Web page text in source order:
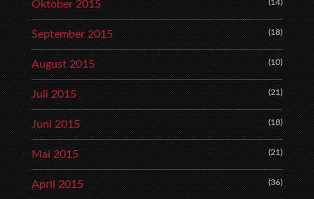
Oktober 2015 (14)
September 2015 (18)
August 2015 (10)
Juli 2015 (21)
Juni 2015 (18)
Mai 2015 (21)
April 2015 (36)